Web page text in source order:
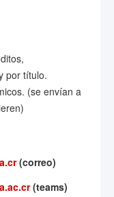
por título.
(se envían a
(correo)
(teams)